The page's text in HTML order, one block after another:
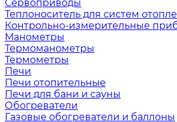
Сервоприводы
Теплоноситель для систем
Контрольно-измерительные
Манометры
Термоманометры
Термометры
Печи
Печи отопительные
Печи для бани и сауны
Обогреватели
Газовые обогреватели и баллоны